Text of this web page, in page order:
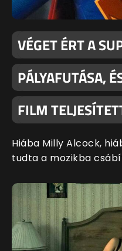
VÉGET ÉRT A
PÁLYAFUTÁSA,
FILM
Hiába Milly Alcock,
tudta a mozikba